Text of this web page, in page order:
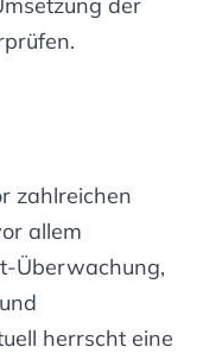
zahlreichen
allem
Überwachung,
herrscht eine